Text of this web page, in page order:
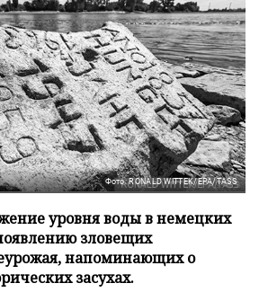
Фото: RONALD WITTEK/EPA/TASS
уровня воды в немецких
зловещих
напоминающих о
засухах.